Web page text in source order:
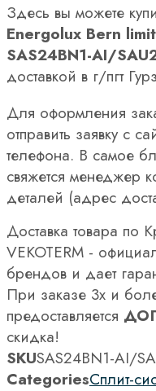
Здесь вы можете
Energolux Bern
SAS24BN1-AI/
доставкой в г/пгт
Для оформления
отправить заявку с
телефона. В самое
свяжется менеджер
деталей (адрес
Доставка товара по
VEKOTERM -
брендов и дает
При заказе 3х и
предоставляется
скидка!
SKUSAS24BN1-AI/
CategoriesСплит-